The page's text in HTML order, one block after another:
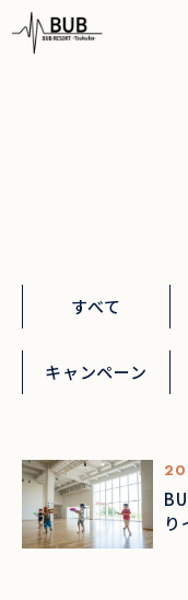
過ごし
ペット
ロング
乳幼児
私た
すべて
キャンペーン
り